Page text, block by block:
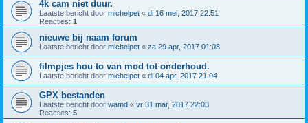
4k cam niet duur.
Laatste bericht door michelpet « di 16 mei, 2017 22:51
Reacties: 1
nieuwe bij naam forum
Laatste bericht door michelpet « za 29 apr, 2017 01:08
filmpjes hou to van mod tot onderhoud.
Laatste bericht door michelpet « di 04 apr, 2017 21:04
GPX bestanden
Laatste bericht door wamd « vr 31 mar, 2017 22:03
Reacties: 5